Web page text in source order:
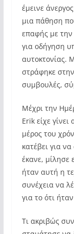
έμεινε
μια πάθηση
επαφής με την
για οδήγηση
αυτοκτονίας.
στράφηκε
συμβουλές,
Μέχρι την
Erik είχε
μέρος του
κατέβει για
έκανε, μίλησε
ήταν αυτή η
συνέχεια να
για το ότι
Τι ακριβώς